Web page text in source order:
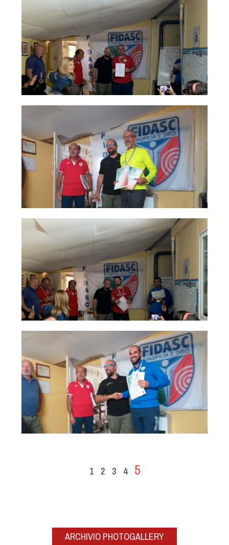
1 2 3 4 5
ARCHIVIO PHOTOGALLERY